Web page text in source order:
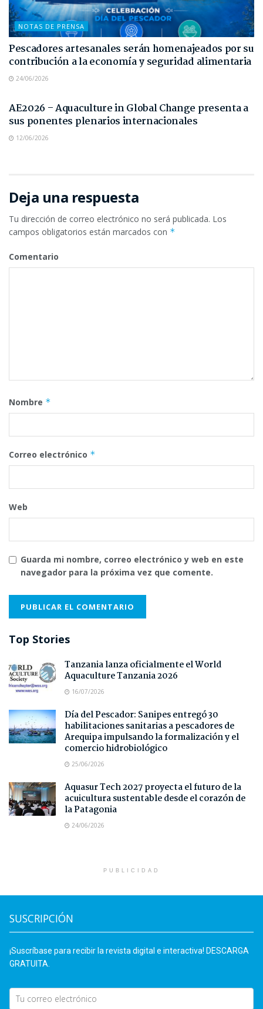
NOTAS DE PRENSA
Pescadores artesanales serán homenajeados por su
contribución a la economía y seguridad alimentaria
24/06/2026
AE2026 – Aquaculture in Global Change presenta a
sus ponentes plenarios internacionales
12/06/2026
Deja una respuesta
Tu dirección de correo electrónico no será publicada. Los
campos obligatorios están marcados con *
Comentario
Nombre *
Correo electrónico *
Web
Guarda mi nombre, correo electrónico y web en este
navegador para la próxima vez que comente.
Top Stories
Tanzania lanza oficialmente el World
Aquaculture Tanzania 2026
16/07/2026
Día del Pescador: Sanipes entregó 30
habilitaciones sanitarias a pescadores de
Arequipa impulsando la formalización y el
comercio hidrobiológico
25/06/2026
Aquasur Tech 2027 proyecta el futuro de la
acuicultura sustentable desde el corazón de
la Patagonia
24/06/2026
PUBLICIDAD
SUSCRIPCIÓN
¡Suscríbase para recibir la revista digital e interactiva! DESCARGA
GRATUITA.